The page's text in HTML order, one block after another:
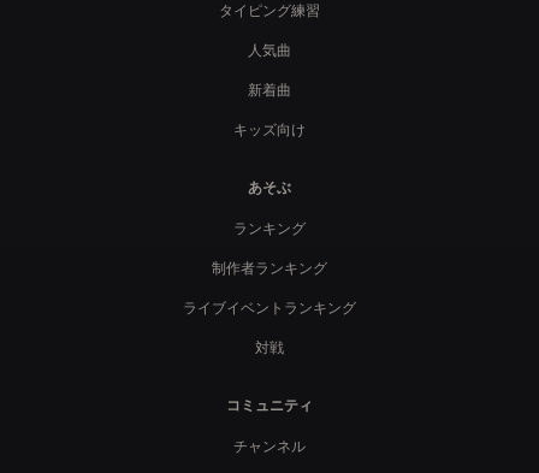
タイピング練習
人気曲
新着曲
キッズ向け
あそぶ
ランキング
制作者ランキング
ライブイベントランキング
対戦
コミュニティ
チャンネル